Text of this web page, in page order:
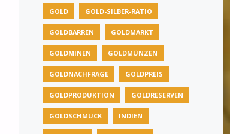
GOLD GOLD-SILBER-RATIO
GOLDBARREN GOLDMARKT
GOLDMINEN GOLDMÜNZEN
GOLDNACHFRAGE GOLDPREIS
GOLDPRODUKTION GOLDRESERVEN
GOLDSCHMUCK INDIEN